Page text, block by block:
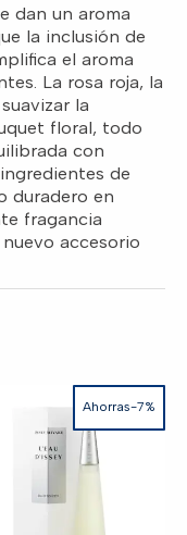
dan un aroma
la inclusión de
el aroma
La rosa roja, la
la
floral, todo
con
de
duradero en
fragancia
accesorio
Ahorras-7%